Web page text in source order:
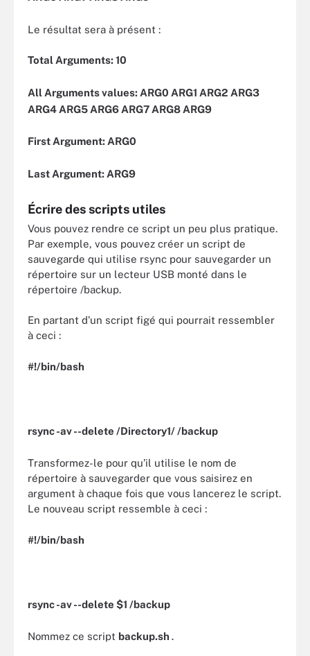
Le résultat sera à présent :
Total Arguments: 10
All Arguments values: ARG0 ARG1 ARG2 ARG3
ARG4 ARG5 ARG6 ARG7 ARG8 ARG9
First Argument: ARG0
Last Argument: ARG9
Écrire des scripts utiles
Vous pouvez rendre ce script un peu plus pratique.
Par exemple, vous pouvez créer un script de
sauvegarde qui utilise rsync pour sauvegarder un
répertoire sur un lecteur USB monté dans le
répertoire /backup.
En partant d’un script figé qui pourrait ressembler
à ceci :
#!/bin/bash
rsync -av --delete /Directory1/ /backup
Transformez-le pour qu’il utilise le nom de
répertoire à sauvegarder que vous saisirez en
argument à chaque fois que vous lancerez le script.
Le nouveau script ressemble à ceci :
#!/bin/bash
rsync -av --delete $1 /backup
Nommez ce script backup.sh .